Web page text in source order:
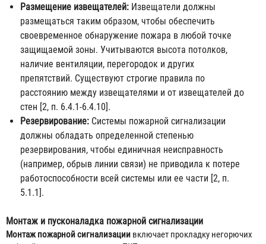
Размещение извещателей: Извещатели должны
размещаться таким образом, чтобы обеспечить
своевременное обнаружение пожара в любой точке
защищаемой зоны. Учитываются высота потолков,
наличие вентиляции, перегородок и других
препятствий. Существуют строгие правила по
расстоянию между извещателями и от извещателей до
стен [2, п. 6.4.1-6.4.10].
Резервирование: Системы пожарной сигнализации
должны обладать определенной степенью
резервирования, чтобы единичная неисправность
(например, обрыв линии связи) не приводила к потере
работоспособности всей системы или ее части [2, п.
5.1.1].
Монтаж и пусконаладка пожарной сигнализации
Монтаж пожарной сигнализации включает прокладку негорючих